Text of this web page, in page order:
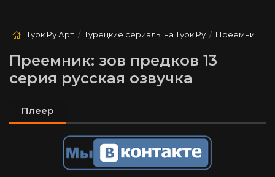
Турк Ру Арт /Турецкие сериалы на Турк Ру / Преемник: зов предков
Преемник: зов предков 13
серия русская озвучка
Плеер